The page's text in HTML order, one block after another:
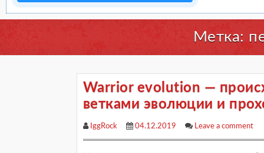
Метка:
Warrior evolution —
ветками эволюции и
IggRock 04.12.2019 Leave a comment